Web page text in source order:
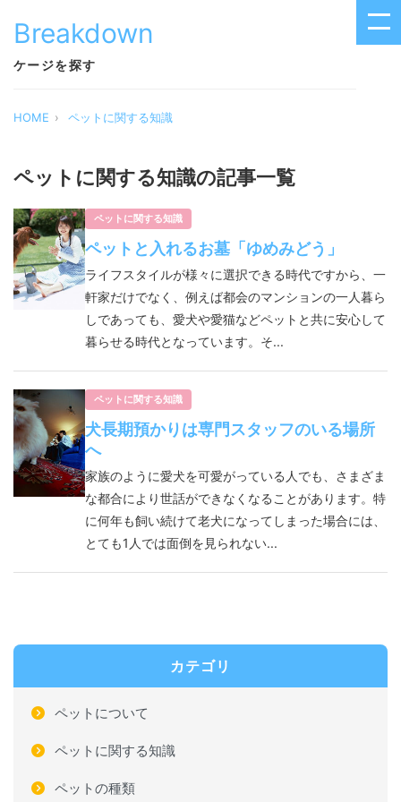
Breakdown
ケージを探す
HOME ペットに関する知識
ペットに関する知識の記事一覧
ペットに関する知識
ペットと入れるお墓「ゆめみどう」
ライフスタイルが様々に選択できる時代ですから、一
軒家だけでなく、例えば都会のマンションの一人暮ら
しであっても、愛犬や愛猫などペットと共に安心して
暮らせる時代となっています。そ...
ペットに関する知識
犬長期預かりは専門スタッフのいる場所
へ
家族のように愛犬を可愛がっている人でも、さまざま
な都合により世話ができなくなることがあります。特
に何年も飼い続けて老犬になってしまった場合には、
とても1人では面倒を見られない...
カテゴリ
ペットについて
ペットに関する知識
ペットの種類